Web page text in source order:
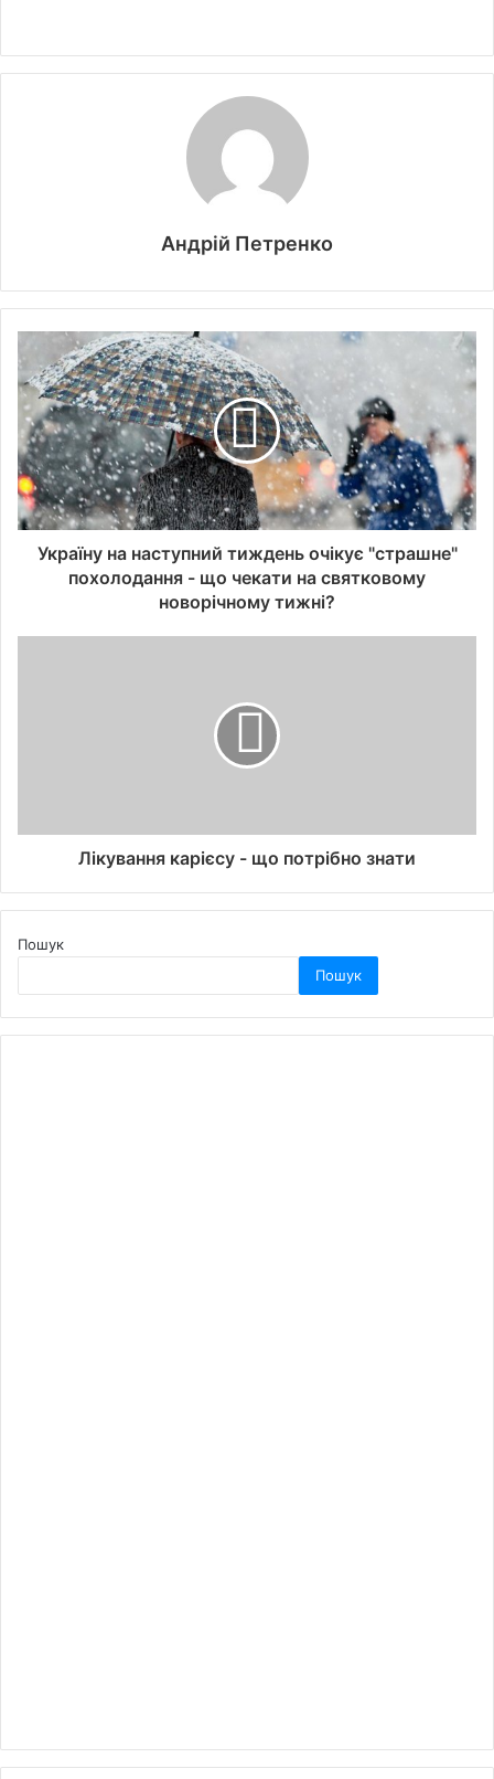
Андрій Петренко
Україну на наступний тиждень очікує "страшне"
похолодання - що чекати на святковому
новорічному тижні?
Лікування карієсу - що потрібно знати
Пошук
Пошук